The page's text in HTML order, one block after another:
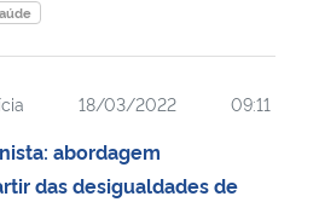
18/03/2022 09:11
abordagem
das desigualdades de